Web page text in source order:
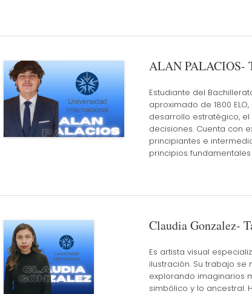
ALAN PALACIOS-
Estudiante del
aproximado de 1800
desarrollo estratégico,
decisiones. Cuenta con
principiantes e
principios
Claudia Gonzalez-
Es artista visual
ilustración. Su trabajo
explorando imaginarios
simbólico y lo ancestral.